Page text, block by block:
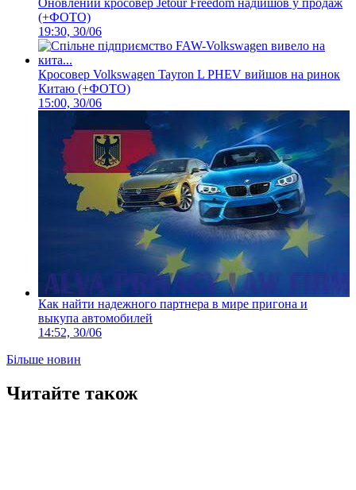
Оновлений кросовер Jetour Freedom надійшов у продаж
(+ФОТО)
19:30, 30/06
Кросовер Volkswagen Tayron L PHEV вийшов на ринок
Китаю (+ФОТО)
15:00, 30/06
Как найти надежного партнера в мире пригона и
выкупа автомобилей
14:52, 30/06
Більше новин
Читайте також